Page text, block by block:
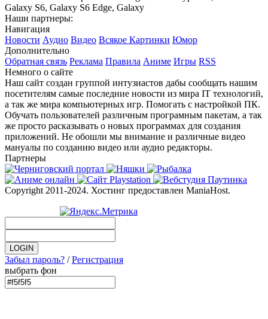
Galaxy S6, Galaxy S6 Edge, Galaxy
Наши партнеры:
Навигация
Новости Аудио Видео Всякое Картинки Юмор
Дополнительно
Обратная связь Реклама Правила Аниме Игры RSS
Немного о сайте
Наш сайт создан группой интузиастов дабы сообщать нашим
посетителям самые последние новости из мира IT технологий,
а так же мира компьютерных игр. Помогать с настройкой ПК.
Обучать пользователей различным програмным пакетам, а так
же просто расказывать о новых программах для создания
приложений. Не обошли мы внимание и различные видео
мануалы по созданию видео или аудио редакторы.
Партнеры
Copyright 2011-2024. Хостинг предоставлен ManiaHost.
Забыл пароль? /Регистрация
выбрать фон